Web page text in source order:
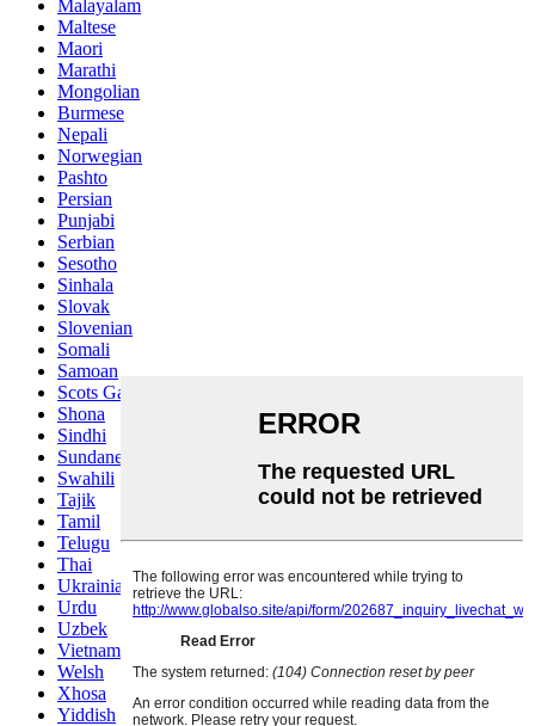
Malayalam
Maltese
Maori
Marathi
Mongolian
Burmese
Nepali
Norwegian
Pashto
Persian
Punjabi
Serbian
Sesotho
Sinhala
Slovak
Slovenian
Somali
Samoan
Scots Gaelic
Shona
Sindhi
Sundanese
Swahili
Tajik
Tamil
Telugu
Thai
Ukrainian
Urdu
Uzbek
Vietnamese
Welsh
Xhosa
Yiddish